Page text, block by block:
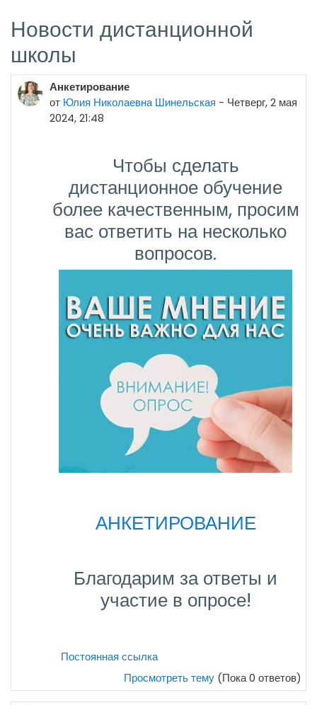
Новости дистанционной
школы
Анкетирование
от Юлия Николаевна Шинельская - Четверг, 2 мая
2024, 21:48
Чтобы сделать
дистанционное обучение
более качественным, просим
вас ответить на несколько
вопросов.
АНКЕТИРОВАНИЕ
Благодарим за ответы и
участие в опросе!
Постоянная ссылка
Просмотреть тему (Пока 0 ответов)